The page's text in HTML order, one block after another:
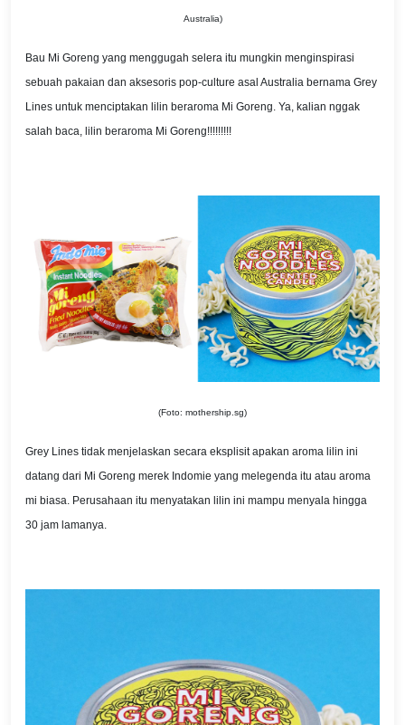
Australia)
Bau Mi Goreng yang menggugah selera itu mungkin menginspirasi
sebuah pakaian dan aksesoris pop-culture asal Australia bernama Grey
Lines untuk menciptakan lilin beraroma Mi Goreng. Ya, kalian nggak
salah baca, lilin beraroma Mi Goreng!!!!!!!!!
(Foto: mothership.sg)
Grey Lines tidak menjelaskan secara eksplisit apakan aroma lilin ini
datang dari Mi Goreng merek Indomie yang melegenda itu atau aroma
mi biasa. Perusahaan itu menyatakan lilin ini mampu menyala hingga
30 jam lamanya.